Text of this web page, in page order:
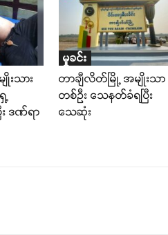
းသား
ဒဏ်ရာ
မှုခင်း
တာချီလိတ်မြို့ အမျိုးသာ
တစ်ဦး သေနတ်ခံရပြီး
သေဆုံး